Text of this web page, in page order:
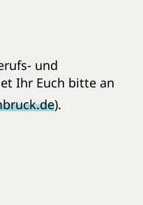
und
Ihr Euch bitte an
).